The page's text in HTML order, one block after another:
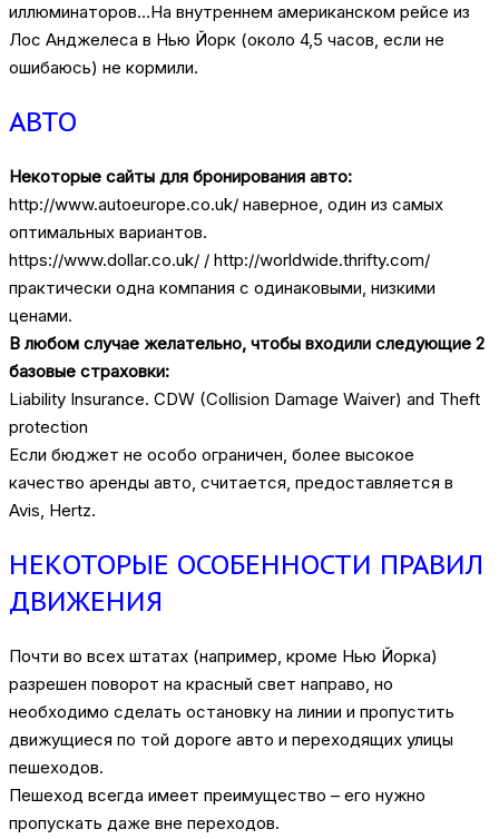
иллюминаторов…На внутреннем американском рейсе из
Лос Анджелеса в Нью Йорк (около 4,5 часов, если не
ошибаюсь) не кормили.
АВТО
Некоторые сайты для бронирования авто:
http://www.autoeurope.co.uk/ наверное, один из самых
оптимальных вариантов.
https://www.dollar.co.uk/ / http://worldwide.thrifty.com/
практически одна компания с одинаковыми, низкими
ценами.
В любом случае желательно, чтобы входили следующие 2
базовые страховки:
Liability Insurance. CDW (Collision Damage Waiver) and Theft
protection
Если бюджет не особо ограничен, более высокое
качество аренды авто, считается, предоставляется в
Avis, Hertz.
НЕКОТОРЫЕ ОСОБЕННОСТИ ПРАВИЛ
ДВИЖЕНИЯ
Почти во всех штатах (например, кроме Нью Йорка)
разрешен поворот на красный свет направо, но
необходимо сделать остановку на линии и пропустить
движущиеся по той дороге авто и переходящих улицы
пешеходов.
Пешеход всегда имеет преимущество – его нужно
пропускать даже вне переходов.